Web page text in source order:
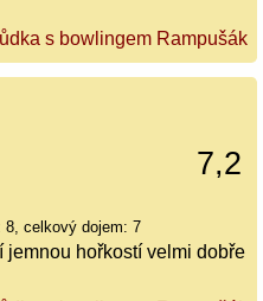
s bowlingem Rampušák
7,2
celkový dojem: 7
jemnou hořkostí velmi dobře